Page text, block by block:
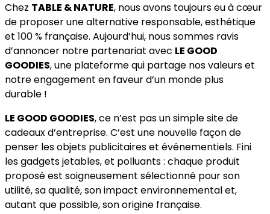
Chez TABLE & NATURE, nous avons toujours eu à cœur
de proposer une alternative responsable, esthétique
et 100 % française. Aujourd’hui, nous sommes ravis
d’annoncer notre partenariat avec LE GOOD
GOODIES, une plateforme qui partage nos valeurs et
notre engagement en faveur d’un monde plus
durable !
LE GOOD GOODIES, ce n’est pas un simple site de
cadeaux d’entreprise. C’est une nouvelle façon de
penser les objets publicitaires et événementiels. Fini
les gadgets jetables, et polluants : chaque produit
proposé est soigneusement sélectionné pour son
utilité, sa qualité, son impact environnemental et,
autant que possible, son origine française.